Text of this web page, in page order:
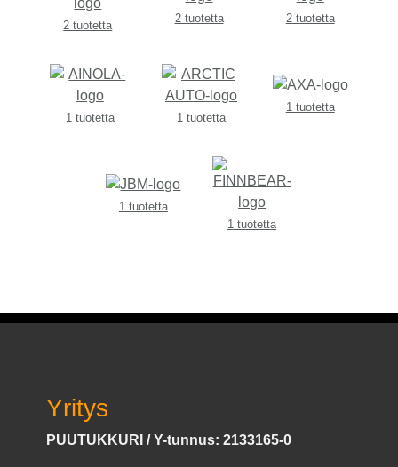
2 tuotetta
2 tuotetta 2 tuotetta
1 tuotetta 1 tuotetta
1 tuotetta
1 tuotetta
1 tuotetta
Yritys
PUUTUKKURI / Y-tunnus: 2133165-0